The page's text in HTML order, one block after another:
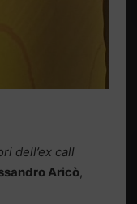
dell’ex call
Aricò,